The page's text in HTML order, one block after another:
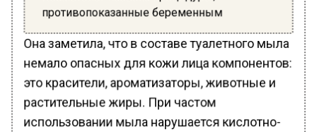
противопоказанные беременным
Она заметила, что в составе туалетного мыла
немало опасных для кожи лица компонентов:
это красители, ароматизаторы, животные и
растительные жиры. При частом
использовании мыла нарушается кислотно-